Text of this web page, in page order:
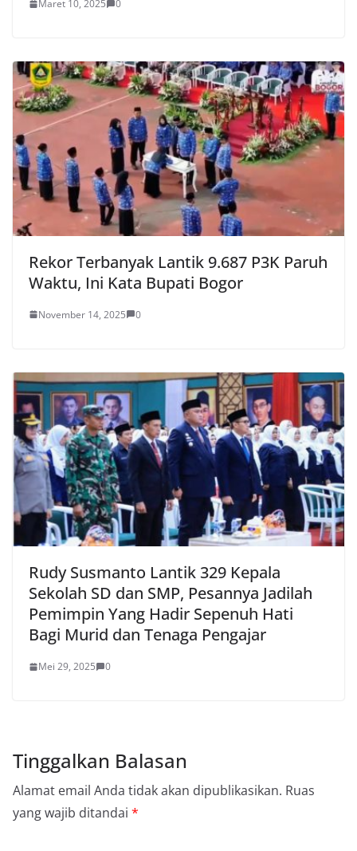
Maret 10, 2025 0
Rekor Terbanyak Lantik 9.687 P3K Paruh
Waktu, Ini Kata Bupati Bogor
November 14, 2025 0
Rudy Susmanto Lantik 329 Kepala
Sekolah SD dan SMP, Pesannya Jadilah
Pemimpin Yang Hadir Sepenuh Hati
Bagi Murid dan Tenaga Pengajar
Mei 29, 2025 0
Tinggalkan Balasan
Alamat email Anda tidak akan dipublikasikan. Ruas
yang wajib ditandai *